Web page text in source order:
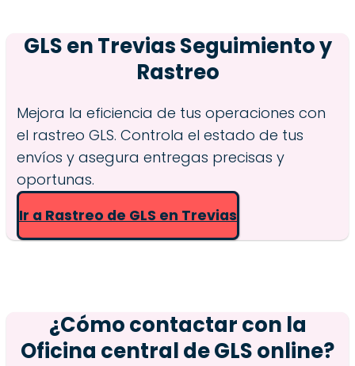
GLS enTreviasSeguimiento y
Rastreo
Mejora la eficiencia de tus operaciones con
el rastreo GLS. Controla el estado de tus
envíos y asegura entregas precisas y
oportunas.
Ir a Rastreo de GLS en Trevias
¿Cómo contactar con la
Oficina central de GLS online?